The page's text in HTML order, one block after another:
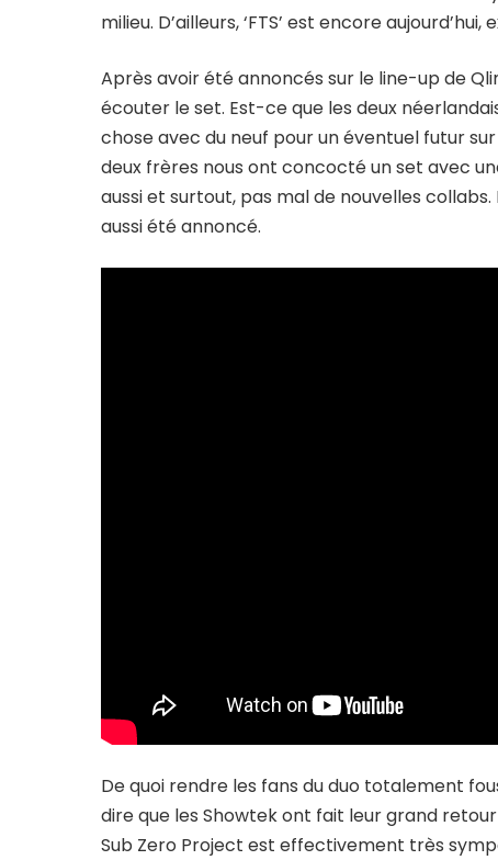
milieu. D’ailleurs, ‘FTS’ est encore
Après avoir été annoncés sur le line-up de
écouter le set. Est-ce que les deux
chose avec du neuf pour un éventuel futur
deux frères nous ont concocté un set avec
aussi et surtout, pas mal de nouvelles
aussi été annoncé.
De quoi rendre les fans du duo totalement
dire que les Showtek ont fait leur grand
Sub Zero Project est effectivement très